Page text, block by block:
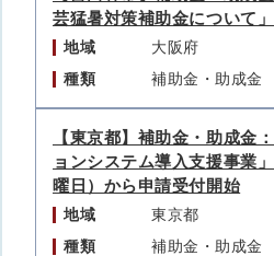
芸猛暑対策補助金について」
地域
大阪府
種類
補助金・助成金
【東京都】補助金・助成金
ョンシステム導入支援事業
曜日）から申請受付開始
地域
東京都
種類
補助金・助成金